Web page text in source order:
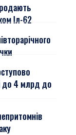
Іл-62
до 4 млрд до